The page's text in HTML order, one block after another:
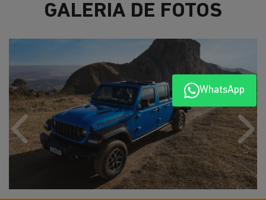
GALERIA DE FOTOS
Anterior
WhatsApp